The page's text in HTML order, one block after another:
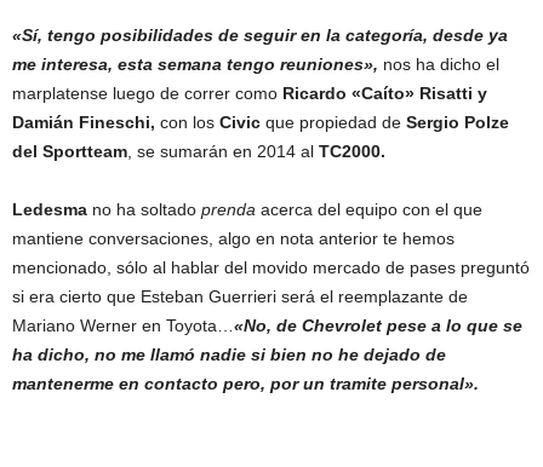
«Sí, tengo posibilidades de seguir en la categoría, desde ya
me interesa, esta semana tengo reuniones», nos ha dicho el
marplatense luego de correr como Ricardo «Caíto» Risatti y
Damián Fineschi, con los Civic que propiedad de Sergio Polze
del Sportteam , se sumarán en 2014 al TC2000.
Ledesma no ha soltado prenda acerca del equipo con el que
mantiene conversaciones, algo en nota anterior te hemos
mencionado, sólo al hablar del movido mercado de pases preguntó
si era cierto que Esteban Guerrieri será el reemplazante de
Mariano Werner en Toyota… «No, de Chevrolet pese a lo que se
ha dicho, no me llamó nadie si bien no he dejado de
mantenerme en contacto pero, por un tramite personal».